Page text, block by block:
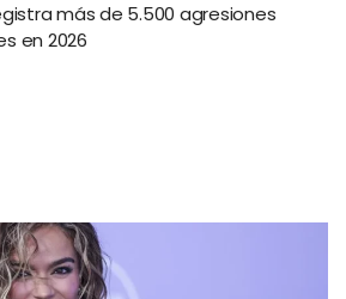
más de 5.500 agresiones
en 2026